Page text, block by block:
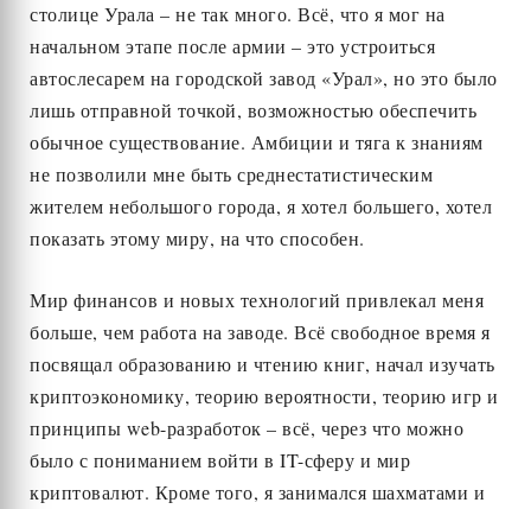
столице Урала – не так много. Всё, что я мог на
начальном этапе после армии – это устроиться
автослесарем на городской завод «Урал», но это было
лишь отправной точкой, возможностью обеспечить
обычное существование. Амбиции и тяга к знаниям
не позволили мне быть среднестатистическим
жителем небольшого города, я хотел большего, хотел
показать этому миру, на что способен.
Мир финансов и новых технологий привлекал меня
больше, чем работа на заводе. Всё свободное время я
посвящал образованию и чтению книг, начал изучать
криптоэкономику, теорию вероятности, теорию игр и
принципы web-разработок – всё, через что можно
было с пониманием войти в IT-сферу и мир
криптовалют. Кроме того, я занимался шахматами и